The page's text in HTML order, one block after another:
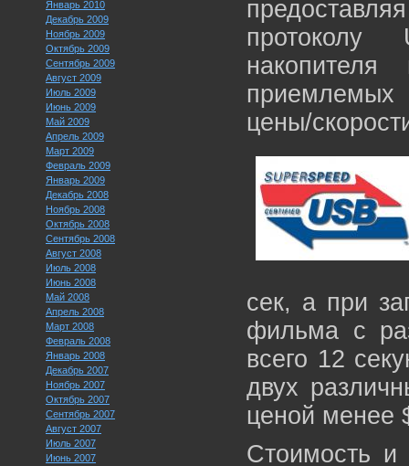
Январь 2010
Декабрь 2009
Ноябрь 2009
Октябрь 2009
Сентябрь 2009
Август 2009
Июль 2009
Июнь 2009
Май 2009
Апрель 2009
Март 2009
Февраль 2009
Январь 2009
Декабрь 2008
Ноябрь 2008
Октябрь 2008
Сентябрь 2008
Август 2008
Июль 2008
Июнь 2008
Май 2008
Апрель 2008
Март 2008
Февраль 2008
Январь 2008
Декабрь 2007
Ноябрь 2007
Октябрь 2007
Сентябрь 2007
Август 2007
Июль 2007
Июнь 2007
протоколу
цены/
сек, а при
фильма с
всего 12
двух
ценой менее
Стоимость